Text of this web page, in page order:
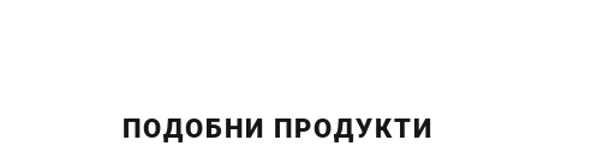
Начин на гравиране:
ПОДОБНИ ПРОДУКТИ